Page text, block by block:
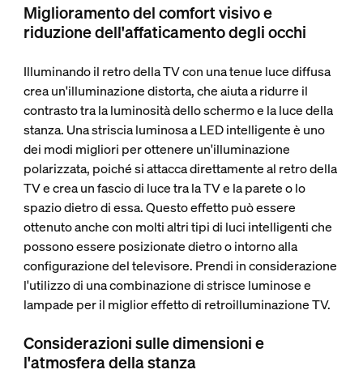
Miglioramento del comfort visivo e
riduzione dell'affaticamento degli occhi
Illuminando il retro della TV con una tenue luce diffusa
crea un'illuminazione distorta, che aiuta a ridurre il
contrasto tra la luminosità dello schermo e la luce della
stanza. Una striscia luminosa a LED intelligente è uno
dei modi migliori per ottenere un'illuminazione
polarizzata, poiché si attacca direttamente al retro della
TV e crea un fascio di luce tra la TV e la parete o lo
spazio dietro di essa. Questo effetto può essere
ottenuto anche con molti altri tipi di luci intelligenti che
possono essere posizionate dietro o intorno alla
configurazione del televisore. Prendi in considerazione
l'utilizzo di una combinazione di strisce luminose e
lampade per il miglior effetto di retroilluminazione TV.
Considerazioni sulle dimensioni e
l'atmosfera della stanza